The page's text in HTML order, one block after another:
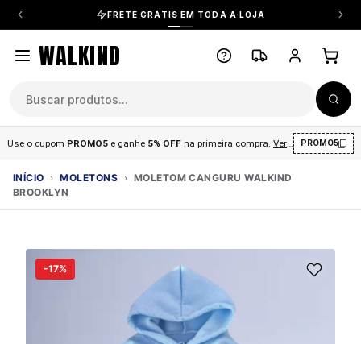
FRETE GRÁTIS EM TODA A LOJA
WALKIND
Use o cupom PROMO5 e ganhe 5% OFF na primeira compra Ver condições .
PROMO5
INÍCIO › MOLETONS › MOLETOM CANGURU WALKIND
BROOKLYN
-17%